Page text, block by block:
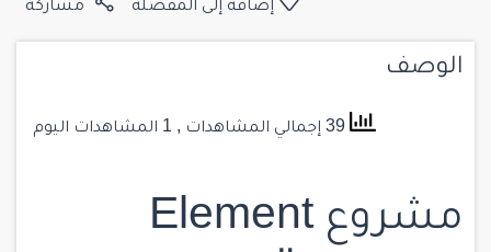
مشاركة إضافة إلى المفضلة
الوصف
, 1 المشاهدات اليوم
مشروع Element